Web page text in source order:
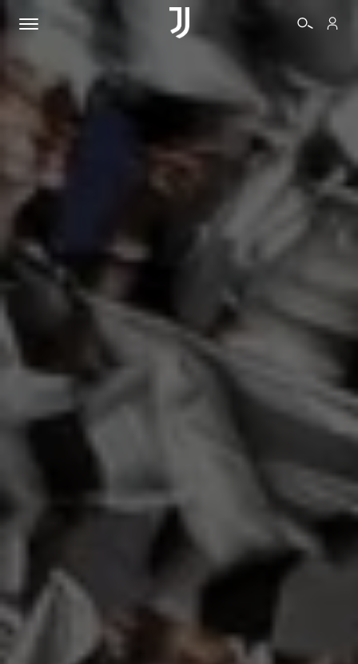
BIGLIETTI
SHOP
BIANCONERI
VIDEO
ALTRO